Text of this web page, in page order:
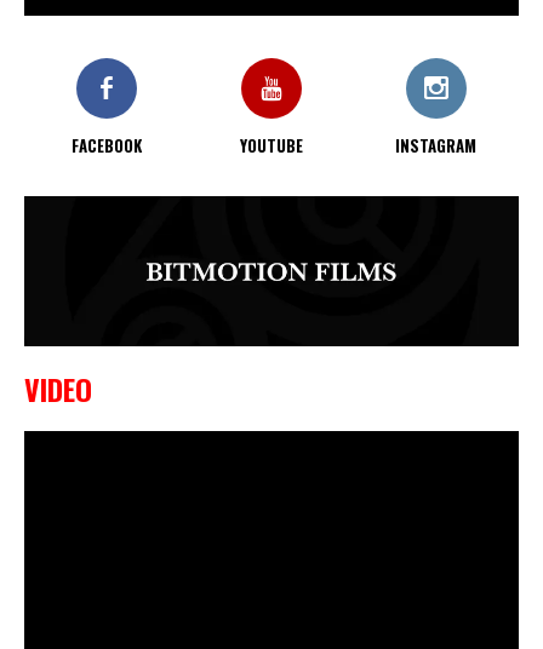
KO bij CWA Lowlands 7
FACEBOOK YOUTUBE INSTAGRAM
VIDEO